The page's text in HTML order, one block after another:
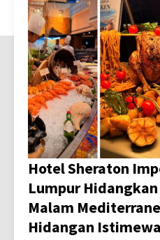
Hotel Sheraton
Lumpur
Malam
Hidangan